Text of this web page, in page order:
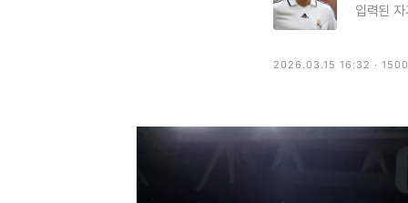
입력된
2026.03.15 16:32 ·